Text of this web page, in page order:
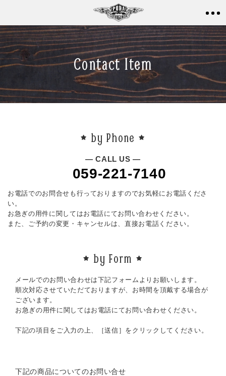
Contact Item
by Phone
— CALL US —
059-221-7140
お電話でのお問合せも行っておりますのでお気軽にお電話くださ
い。
お急ぎの用件に関してはお電話にてお問い合わせください。
また、ご予約の変更・キャンセルは、直接お電話ください。
by Form
メールでのお問い合わせは下記フォームよりお願いします。
順次対応させていただておりますが、お時間を頂戴する場合が
ございます。
お急ぎの用件に関してはお電話にてお問い合わせください。
下記の項目をご入力の上、［送信］をクリックしてください。
下記の商品についてのお問い合せ